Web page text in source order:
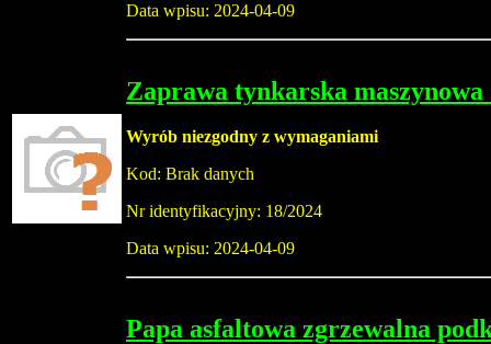
Data wpisu: 2024-04-09
Zaprawa tynkarska maszynowa
Wyrób niezgodny z wymaganiami
Kod: Brak danych
Nr identyfikacyjny: 18/2024
Data wpisu: 2024-04-09
Papa asfaltowa zgrzewalna